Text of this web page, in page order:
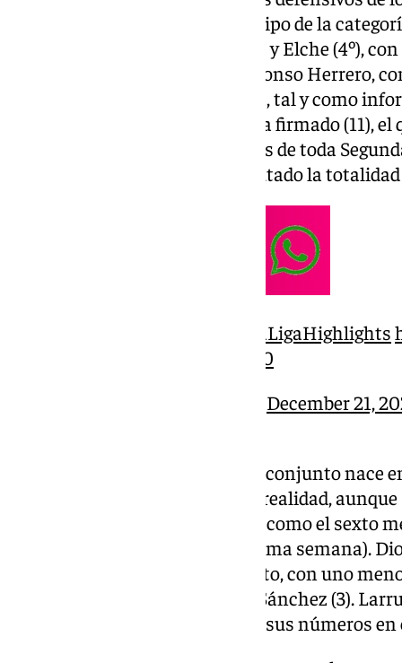
goles encajados, es el tercer equipo de la
sólo superado por Mirandés (2º) y Elche (4º),
los números que ha firmado Alfonso Herrero,
categoría. El capitán del Málaga, tal y como
es el que más porterías a cero ha firmado (11),
que realiza más paradas difíciles de toda
es el único jugador que ha disputado la
#LaLigaHighlights
pic.twitter.com/OidXz7gJZ0
December 21,
Sin duda, parte del éxito de este conjunto nace
datos ofensivos reflejan la otra realidad,
últimas dos victorias. Se sitúan como el sexto
(seis de ellas anotadas en la última semana).
goleador (5), seguido por Antoñito, con uno
asistente (4), seguido por Dani Sánchez (3).
sexto de Segunda, aumentando sus números